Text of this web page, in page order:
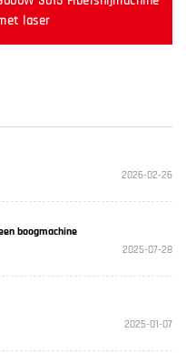
laser
2026-02-26
boogmachine
2025-07-28
2025-01-07